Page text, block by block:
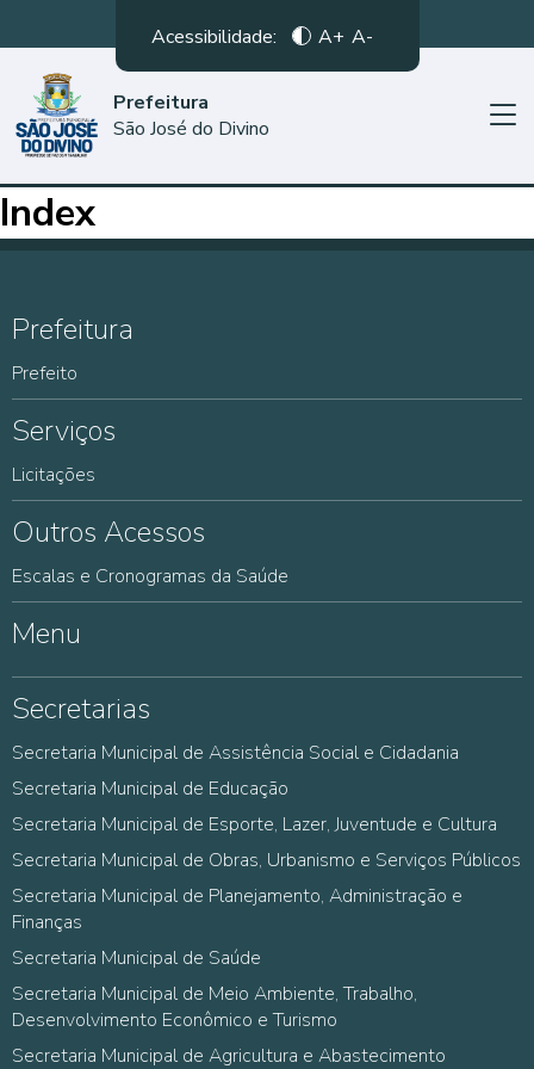
Acessibilidade: A+ A-
Prefeitura
São José do Divino
Index
Prefeitura
Prefeito
Serviços
Licitações
Outros Acessos
Escalas e Cronogramas da Saúde
Menu
Secretarias
Secretaria Municipal de Assistência Social e Cidadania
Secretaria Municipal de Educação
Secretaria Municipal de Esporte, Lazer, Juventude e Cultura
Secretaria Municipal de Obras, Urbanismo e Serviços Públicos
Secretaria Municipal de Planejamento, Administração e
Finanças
Secretaria Municipal de Saúde
Secretaria Municipal de Meio Ambiente, Trabalho,
Desenvolvimento Econômico e Turismo
Secretaria Municipal de Agricultura e Abastecimento